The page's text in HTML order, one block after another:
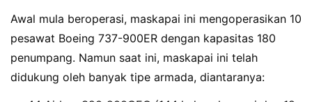
Awal mula beroperasi, maskapai ini mengoperasikan 10
pesawat Boeing 737-900ER dengan kapasitas 180
penumpang. Namun saat ini, maskapai ini telah
didukung oleh banyak tipe armada, diantaranya: